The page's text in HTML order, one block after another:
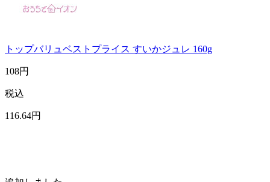
トップバリュベストプライス すいかジュレ 160g
108円
税込
116.64円